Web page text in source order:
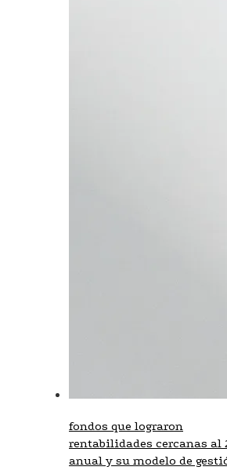
fondos que lograron
rentabilidades cercanas al
anual y su modelo de